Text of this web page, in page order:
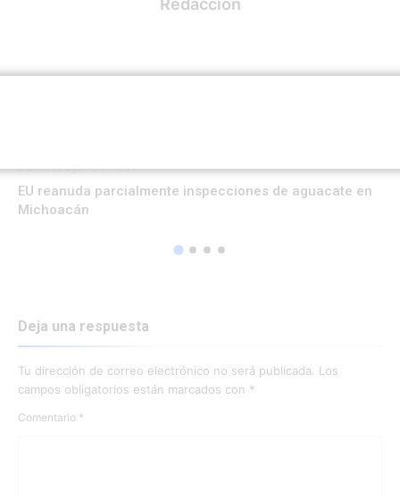
Redacción
2 horas ago 0 61
EU reanuda parcialmente inspecciones de aguacate en
Michoacán
Deja una respuesta
Tu dirección de correo electrónico no será publicada.
Los
campos obligatorios están marcados con *
Comentario *